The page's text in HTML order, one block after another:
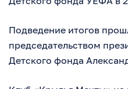
Подведение итогов
председательством
Детского фонда